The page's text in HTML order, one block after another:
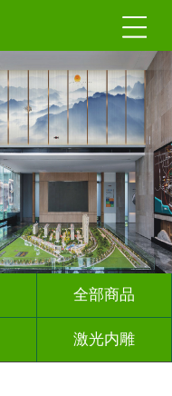
全部商品
激光内雕